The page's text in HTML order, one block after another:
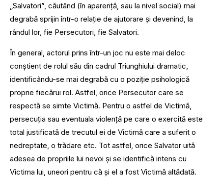
„Salvatori”, căutând (în aparenţă, sau la nivel social) mai
degrabă sprijin într-o relaţie de ajutorare şi devenind, la
rândul lor, fie Persecutori, fie Salvatori.
În general, actorul prins într-un joc nu este mai deloc
conştient de rolul său din cadrul Triunghiului dramatic,
identificându-se mai degrabă cu o poziţie psihologică
proprie fiecărui rol. Astfel, orice Persecutor care se
respectă se simte Victimă. Pentru o astfel de Victimă,
persecuţia sau eventuala violenţă pe care o exercită este
total justificată de trecutul ei de Victimă care a suferit o
nedreptate, o trădare etc. Tot astfel, orice Salvator uită
adesea de propriile lui nevoi şi se identifică intens cu
Victima lui, uneori pentru că şi el a fost Victimă altădată.